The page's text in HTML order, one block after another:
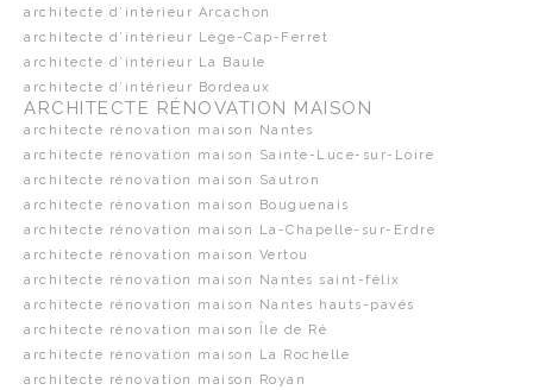
architecte d’intérieur Arcachon
architecte d’intérieur Lège-Cap-Ferret
architecte d’intérieur La Baule
architecte d’intérieur Bordeaux
ARCHITECTE RÉNOVATION MAISON
architecte rénovation maison Nantes
architecte rénovation maison Sainte-Luce-sur-Loire
architecte rénovation maison Sautron
architecte rénovation maison Bouguenais
architecte rénovation maison La-Chapelle-sur-Erdre
architecte rénovation maison Vertou
architecte rénovation maison Nantes saint-félix
architecte rénovation maison Nantes hauts-pavés
architecte rénovation maison Île de Ré
architecte rénovation maison La Rochelle
architecte rénovation maison Royan